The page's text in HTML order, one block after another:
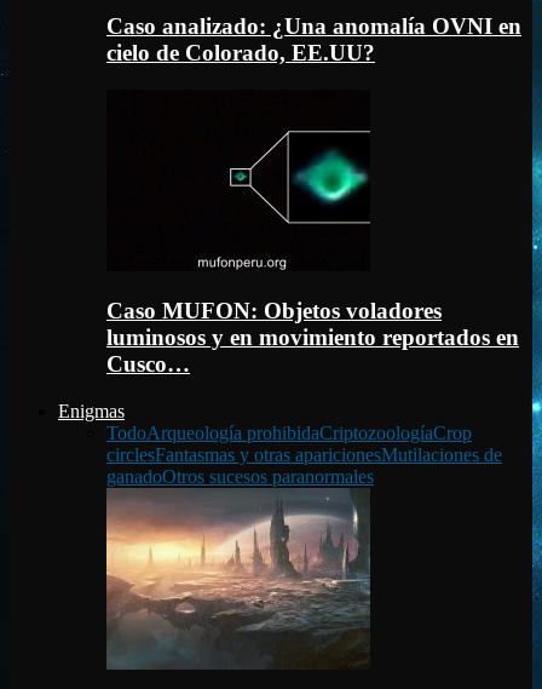
Caso analizado: ¿Una anomalía OVNI en
cielo de Colorado, EE.UU?
Caso MUFON: Objetos voladores
luminosos y en movimiento reportados en
Cusco…
Enigmas
TodoArqueología prohibidaCriptozoologíaCrop
circlesFantasmas y otras aparicionesMutilaciones de
ganadoOtros sucesos paranormales